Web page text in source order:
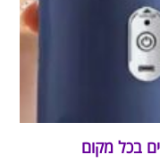
בכל מקום